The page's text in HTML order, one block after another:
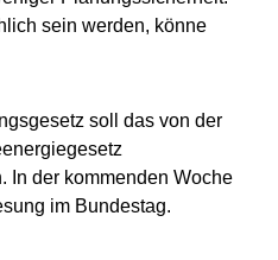
sein werden, könne
soll das von der
In der kommenden Woche
im Bundestag.